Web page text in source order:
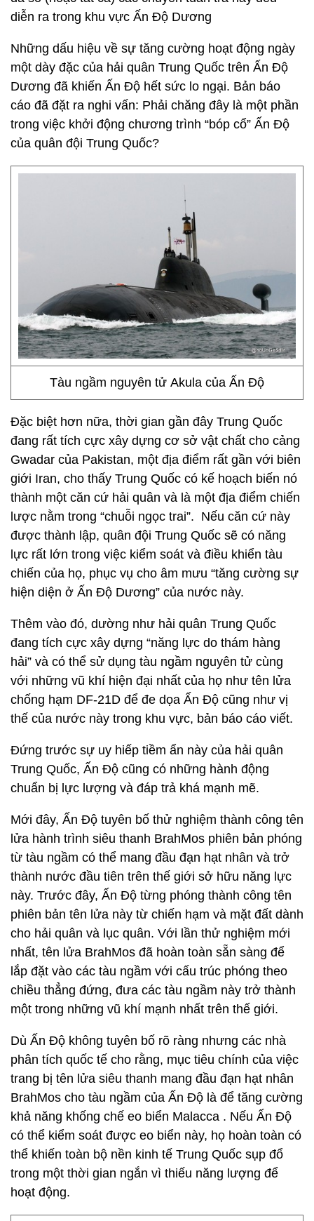
diễn ra trong khu vực Ấn Độ Dương
Những dấu hiệu về sự tăng cường hoạt động ngày
một dày đặc của hải quân Trung Quốc trên Ấn Độ
Dương đã khiến Ấn Độ hết sức lo ngại. Bản báo
cáo đã đặt ra nghi vấn: Phải chăng đây là một phần
trong việc khởi động chương trình “bóp cổ” Ấn Độ
của quân đội Trung Quốc?
Tàu ngầm nguyên tử Akula của Ấn Độ
Đặc biệt hơn nữa, thời gian gần đây Trung Quốc
đang rất tích cực xây dựng cơ sở vật chất cho cảng
Gwadar của Pakistan, một địa điểm rất gần với biên
giới Iran, cho thấy Trung Quốc có kế hoạch biến nó
thành một căn cứ hải quân và là một địa điểm chiến
lược nằm trong “chuỗi ngọc trai”. Nếu căn cứ này
được thành lập, quân đội Trung Quốc sẽ có năng
lực rất lớn trong việc kiểm soát và điều khiển tàu
chiến của họ, phục vụ cho âm mưu “tăng cường sự
hiện diện ở Ấn Độ Dương” của nước này.
Thêm vào đó, dường như hải quân Trung Quốc
đang tích cực xây dựng “năng lực do thám hàng
hải” và có thể sử dụng tàu ngầm nguyên tử cùng
với những vũ khí hiện đại nhất của họ như tên lửa
chống hạm DF-21D để đe dọa Ấn Độ cũng như vị
thế của nước này trong khu vực, bản báo cáo viết.
Đứng trước sự uy hiếp tiềm ẩn này của hải quân
Trung Quốc, Ấn Độ cũng có những hành động
chuẩn bị lực lượng và đáp trả khá mạnh mẽ.
Mới đây, Ấn Độ tuyên bố thử nghiệm thành công tên
lửa hành trình siêu thanh BrahMos phiên bản phóng
từ tàu ngầm có thể mang đầu đạn hạt nhân và trở
thành nước đầu tiên trên thế giới sở hữu năng lực
này. Trước đây, Ấn Độ từng phóng thành công tên
phiên bản tên lửa này từ chiến hạm và mặt đất dành
cho hải quân và lục quân. Với lần thử nghiệm mới
nhất, tên lửa BrahMos đã hoàn toàn sẵn sàng để
lắp đặt vào các tàu ngầm với cấu trúc phóng theo
chiều thẳng đứng, đưa các tàu ngầm này trở thành
một trong những vũ khí mạnh nhất trên thế giới.
Dù Ấn Độ không tuyên bố rõ ràng nhưng các nhà
phân tích quốc tế cho rằng, mục tiêu chính của việc
trang bị tên lửa siêu thanh mang đầu đạn hạt nhân
BrahMos cho tàu ngầm của Ấn Độ là để tăng cường
khả năng khống chế eo biển Malacca . Nếu Ấn Độ
có thể kiểm soát được eo biển này, họ hoàn toàn có
thể khiến toàn bộ nền kinh tế Trung Quốc sụp đổ
trong một thời gian ngắn vì thiếu năng lượng để
hoạt động.